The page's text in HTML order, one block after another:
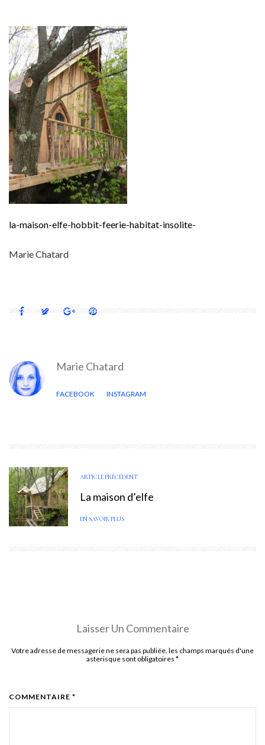
la-maison-elfe-hobbit-feerie-habitat-insolite-
Marie Chatard
Marie Chatard
FACEBOOK INSTAGRAM
ARTICLE PRÉCÉDENT
La maison d’elfe
EN SAVOIR PLUS
Laisser Un Commentaire
Votre adresse de messagerie ne sera pas publiée. les champs marqués d'une
asterisque sont obligatoires *
COMMENTAIRE *